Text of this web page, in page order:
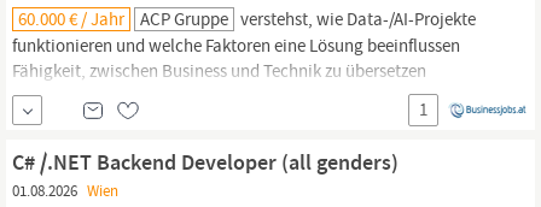
60.000 € / Jahr ACP Gruppe verstehst, wie Data-/AI-Projekte
funktionieren und welche Faktoren eine Lösung beeinflussen
Fähigkeit, zwischen Business und Technik zu übersetzen
Souveränes Auftreten und Kommunikationsstärke - auch auf
Level Eigeninitiative, Struktur und Freude daran, dich in neue
Themen einzuarbeiten Reisebereitschaft innerhalb
1
C# /.NET Backend Developer (all genders)
01.08.2026 Wien